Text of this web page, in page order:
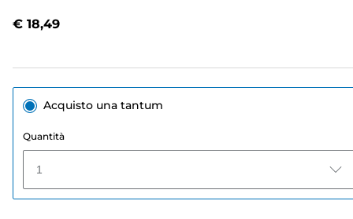
€ 18,49
Acquisto una tantum
Quantità
1